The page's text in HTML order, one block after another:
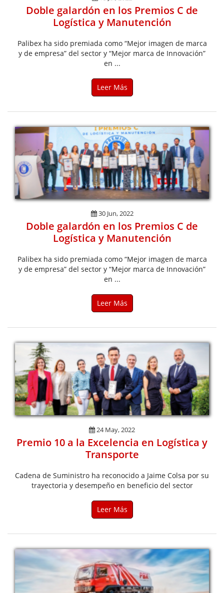
Doble galardón en los Premios C de
Logística y Manutención
Palibex ha sido premiada como “Mejor imagen de marca
y de empresa” del sector y “Mejor marca de Innovación”
en ...
Leer Más
30 Jun, 2022
Doble galardón en los Premios C de
Logística y Manutención
Palibex ha sido premiada como “Mejor imagen de marca
y de empresa” del sector y “Mejor marca de Innovación”
en ...
Leer Más
24 May, 2022
Premio 10 a la Excelencia en Logística y
Transporte
Cadena de Suministro ha reconocido a Jaime Colsa por su
trayectoria y desempeño en beneficio del sector
Leer Más